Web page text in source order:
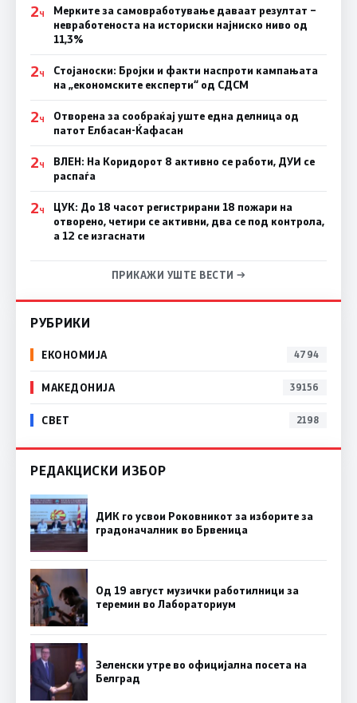
2Ч
Мерките за самовработување даваат резултат –
невработеноста на историски најниско ниво од
11,3%
2Ч
Стојаноски: Бројки и факти наспроти кампањата
на „економските експерти“ од СДСM
2Ч
Отворена за сообраќај уште една делница од
патот Елбасан-Ќафасан
2Ч
ВЛЕН: На Коридорот 8 активно се работи, ДУИ се
распаѓа
2Ч
ЦУК: До 18 часот регистрирани 18 пожари на
отворено, четири се активни, два се под контрола,
а 12 се изгаснати
ПРИКАЖИ УШТЕ ВЕСТИ →
РУБРИКИ
ЕКОНОМИЈА 4794
МАКЕДОНИЈА 39156
СВЕТ 2198
РЕДАКЦИСКИ ИЗБОР
ДИК го усвои Роковникот за изборите за
градоначалник во Брвеница
Од 19 август музички работилници за
теремин во Лабораториум
Зеленски утре во официјална посета на
Белград